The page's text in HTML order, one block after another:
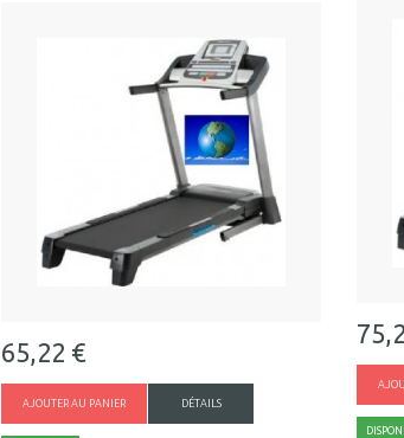
65,22 €
AJOUTER AU PANIER DÉTAILS